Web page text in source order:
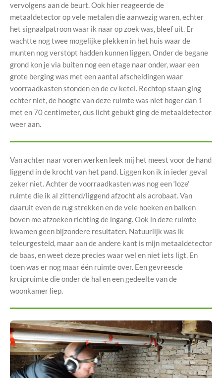
vervolgens aan de beurt. Ook hier reageerde de
metaaldetector op vele metalen die aanwezig waren, echter
het signaalpatroon waar ik naar op zoek was, bleef uit. Er
wachtte nog twee mogelijke plekken in het huis waar de
munten nog verstopt hadden kunnen liggen. Onder de begane
grond kon je via buiten nog een etage naar onder, waar een
grote berging was met een aantal afscheidingen waar
voorraadkasten stonden en de cv ketel. Rechtop staan ging
echter niet, de hoogte van deze ruimte was niet hoger dan 1
met en 70 centimeter, dus licht gebukt ging de metaaldetector
weer aan.
Van achter naar voren werken leek mij het meest voor de hand
liggend in de krocht van het pand. Liggen kon ik in ieder geval
zeker niet. Achter de voorraadkasten was nog een ‘loze’
ruimte die ik al zittend/liggend afzocht als acrobaat. Van
daaruit even de rug strekken en de vele hoeken en balken
boven me afzoeken richting de ingang. Ook in deze ruimte
kwamen geen bijzondere resultaten. Natuurlijk was ik
teleurgesteld, maar aan de andere kant is mijn metaaldetector
de baas, en weet deze precies waar wel en niet iets ligt. En
toen was er nog maar één ruimte over. Een gevreesde
kruipruimte die onder de hal en een gedeelte van de
woonkamer liep.